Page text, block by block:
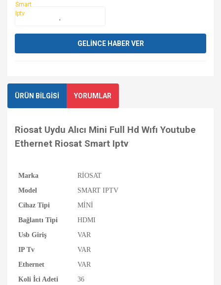
GELİNCE HABER VER
ÜRÜN BİLGİSİ YORUMLAR
Riosat Uydu Alıcı Mini Full Hd Wıfı Youtube
Ethernet Riosat Smart Iptv
Marka
RİOSAT
Model
SMART IPTV
Cihaz Tipi
MİNİ
Bağlantı Tipi
HDMI
Usb Giriş
VAR
IP Tv
VAR
Ethernet
VAR
Koli İci Adeti
36